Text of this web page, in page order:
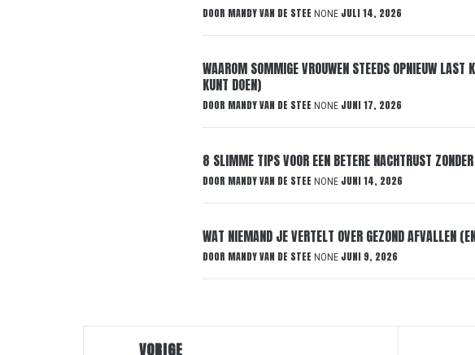
DOOR MANDY VAN DE STEE NONE JULI 14, 2026
WAAROM SOMMIGE VROUWEN STEEDS OPNIEUW
KUNT DOEN)
DOOR MANDY VAN DE STEE NONE JUNI 17, 2026
8 SLIMME TIPS VOOR EEN BETERE NACHTRUST
DOOR MANDY VAN DE STEE NONE JUNI 14, 2026
WAT NIEMAND JE VERTELT OVER GEZOND AFVALLEN
DOOR MANDY VAN DE STEE NONE JUNI 9, 2026
BerichtVORIGE